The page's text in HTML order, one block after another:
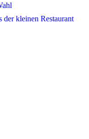
der kleinen Restaurant